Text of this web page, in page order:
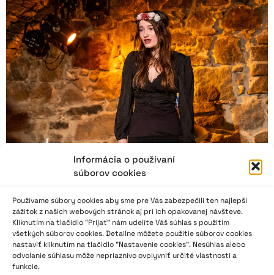
Informácia o používaní
súborov cookies
Používame súbory cookies aby sme pre Vás zabezpečili ten najlepší
zážitok z našich webových stránok aj pri ich opakovanej návšteve.
Kliknutím na tlačidlo “Prijať” nám udelíte Váš súhlas s použitím
všetkých súborov cookies. Detailne môžete použitie súborov cookies
nastaviť kliknutím na tlačidlo "Nastavenie cookies". Nesúhlas alebo
odvolanie súhlasu môže nepriaznivo ovplyvniť určité vlastnosti a
funkcie.
Medzinárodný festival poézie vo Valašskom
Meziříčí 2024